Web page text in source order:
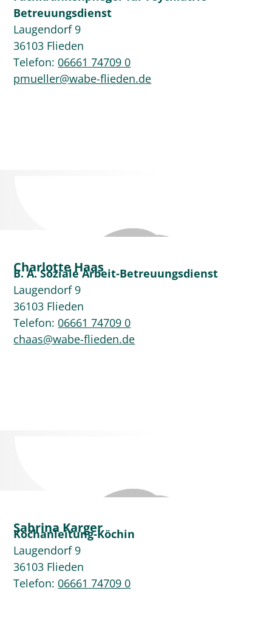
Betreuungsdienst
Laugendorf 9
36103 Flieden
Telefon: 06661 74709 0
pmueller@wabe-flieden.de
Charlotte Haas
B. A. Soziale Arbeit-Betreuungsdienst
Laugendorf 9
36103 Flieden
Telefon: 06661 74709 0
chaas@wabe-flieden.de
Sabrina Karger
Kochanleitung-Köchin
Laugendorf 9
36103 Flieden
Telefon: 06661 74709 0